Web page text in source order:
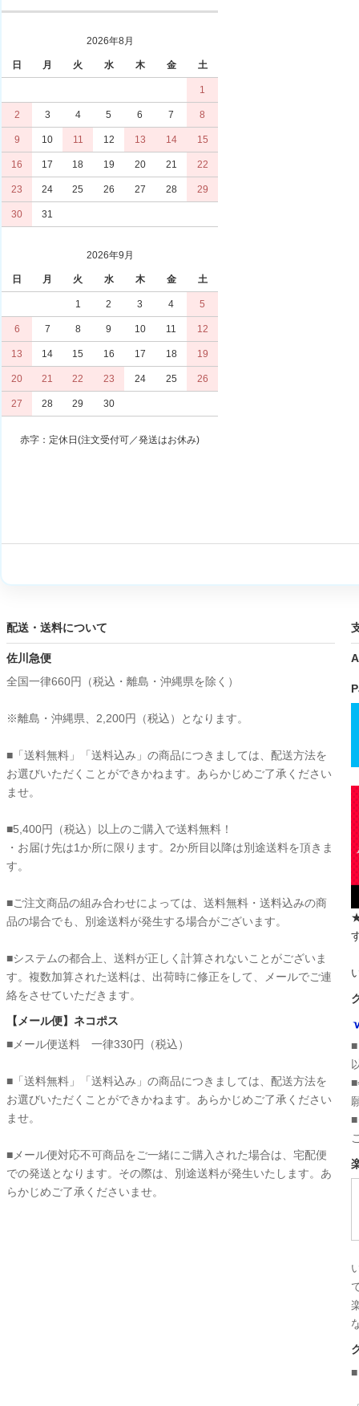
2026年8月
日 月 火 水 木 金 土
1
2 3 4 5 6 7 8
9 10 11 12 13 14 15
16 17 18 19 20 21 22
23 24 25 26 27 28 29
30 31
2026年9月
日 月 火 水 木 金 土
1 2 3 4 5
6 7 8 9 10 11 12
13 14 15 16 17 18 19
20 21 22 23 24 25 26
27 28 29 30
赤字：定休日(注文受付可／発送はお休み)
配送・送料について
佐川急便
全国一律660円（税込・離島・沖縄県を除く）
※離島・沖縄県、2,200円（税込）となります。
■「送料無料」「送料込み」の商品につきましては、配送方法を
お選びいただくことができかねます。あらかじめご了承ください
ませ。
■5,400円（税込）以上のご購入で送料無料！
・お届け先は1か所に限ります。2か所目以降は別途送料を頂きま
す。
■ご注文商品の組み合わせによっては、送料無料・送料込みの商
品の場合でも、別途送料が発生する場合がございます。
■システムの都合上、送料が正しく計算されないことがございま
す。複数加算された送料は、出荷時に修正をして、メールでご連
絡をさせていただきます。
【メール便】ネコポス
■メール便送料 一律330円（税込）
■「送料無料」「送料込み」の商品につきましては、配送方法を
お選びいただくことができかねます。あらかじめご了承ください
ませ。
■メール便対応不可商品をご一緒にご購入された場合は、宅配便
での発送となります。その際は、別途送料が発生いたします。あ
らかじめご了承くださいませ。